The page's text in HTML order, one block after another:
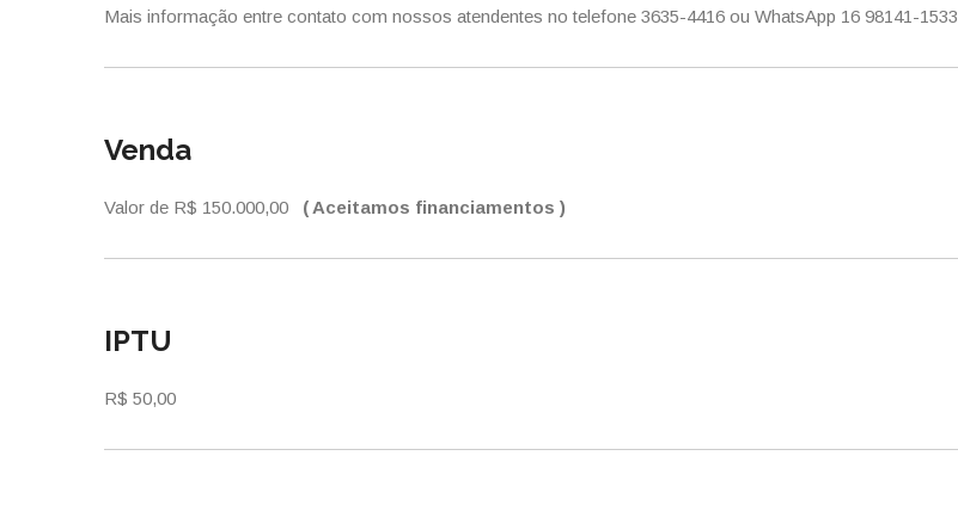
Mais informação entre contato com nossos atendentes no telefone 3635-4416 ou WhatsApp 16 98141-1533
Venda
Valor de R$ 150.000,00 ( Aceitamos financiamentos )
IPTU
R$ 50,00